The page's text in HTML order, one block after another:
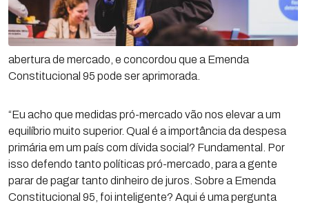
abertura de mercado, e concordou que a Emenda
Constitucional 95 pode ser aprimorada.
“Eu acho que medidas pró-mercado vão nos elevar a um
equilíbrio muito superior. Qual é a importância da despesa
primária em um país com dívida social? Fundamental. Por
isso defendo tanto políticas pró-mercado, para a gente
parar de pagar tanto dinheiro de juros. Sobre a Emenda
Constitucional 95, foi inteligente? Aqui é uma pergunta